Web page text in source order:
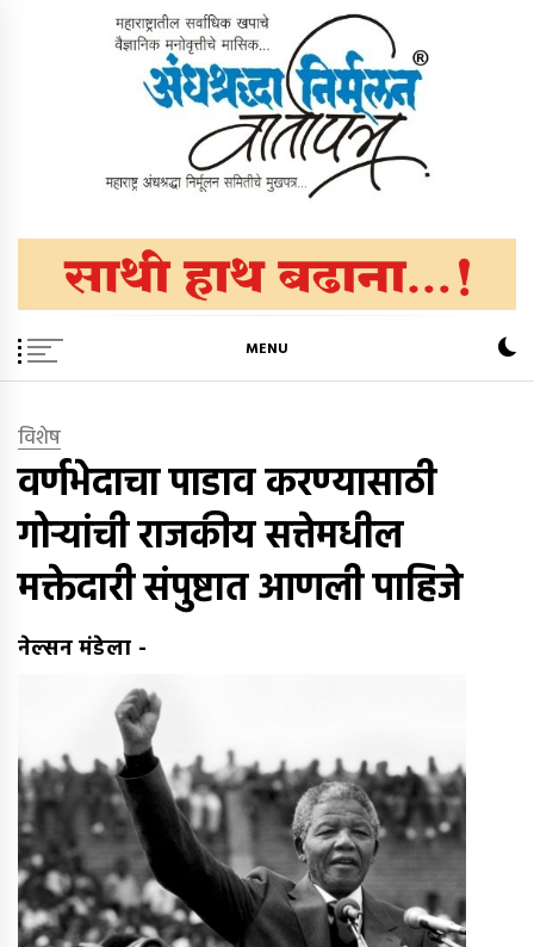
अंधश्रद्धा निर्मूलन वार्तापत्र ®
MENU
विशेष
वर्णभेदाचा पाडाव करण्यासाठी
गोर्‍यांची राजकीय सत्तेमधील
मक्तेदारी संपुष्टात आणली पाहिजे
नेल्सन मंडेला -